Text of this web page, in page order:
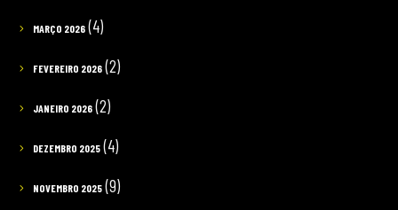
MARÇO 2026(4)
FEVEREIRO 2026(2)
JANEIRO 2026(2)
DEZEMBRO 2025(4)
NOVEMBRO 2025(9)